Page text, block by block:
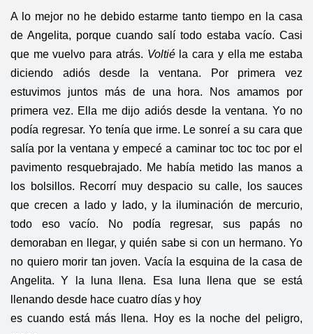
A lo mejor no he debido estarme tanto tiempo en la casa
de Angelita, porque cuando salí todo estaba vacío. Casi
que me vuelvo para atrás. Voltiéla cara y ella me estaba
diciendo adiós desde la ventana. Por primera vez
estuvimos juntos más de una hora. Nos amamos por
primera vez. Ella me dijo adiós desde la ventana. Yo no
podía regresar. Yo tenía que irme. Le sonreí a su cara que
salía por la ventana y empecé a caminar toc toc toc por el
pavimento resquebrajado. Me había metido las manos a
los bolsillos. Recorrí muy despacio su calle, los sauces
que crecen a lado y lado, y la iluminación de mercurio,
todo eso vacío. No podía regresar, sus papás no
demoraban en llegar, y quién sabe si con un hermano. Yo
no quiero morir tan joven. Vacía la esquina de la casa de
Angelita. Y la luna llena. Esa luna llena que se está
llenando desde hace cuatro días y hoy
es cuando está más llena. Hoy es la noche del peligro,